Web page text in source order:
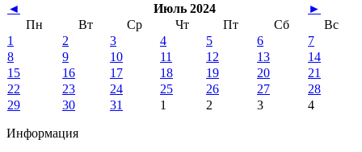
◄ Июль 2024
►
Пн
Вт Ср Чт Пт Сб
Вс
1
2 3 4 5 6
7
8
9 10 11 12 13
14
15
16 17 18 19 20
21
22
23 24 25 26 27
28
29
30 31 1 2 3 4
Информация